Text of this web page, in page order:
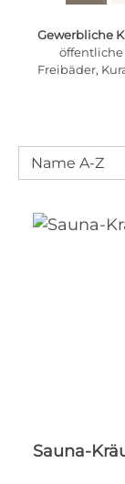
Gewerbliche
öffentliche
Freibäder,
Sauna-